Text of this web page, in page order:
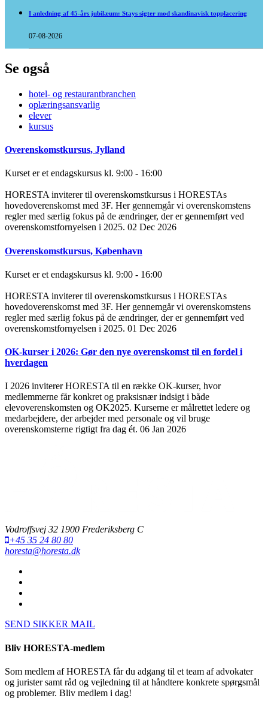
I anledning af 45-års jubilæum: Stays sigter mod skandinavisk topplacering
07-08-2026
Se også
hotel- og restaurantbranchen
oplæringsansvarlig
elever
kursus
Overenskomstkursus, Jylland
Kurset er et endagskursus kl. 9:00 - 16:00
HORESTA inviterer til overenskomstkursus i HORESTAs
hovedoverenskomst med 3F. Her gennemgår vi overenskomstens
regler med særlig fokus på de ændringer, der er gennemført ved
overenskomstfornyelsen i 2025. 02 Dec 2026
Overenskomstkursus, København
Kurset er et endagskursus kl. 9:00 - 16:00
HORESTA inviterer til overenskomstkursus i HORESTAs
hovedoverenskomst med 3F. Her gennemgår vi overenskomstens
regler med særlig fokus på de ændringer, der er gennemført ved
overenskomstfornyelsen i 2025. 01 Dec 2026
OK-kurser i 2026: Gør den nye overenskomst til en fordel i
hverdagen
I 2026 inviterer HORESTA til en række OK-kurser, hvor
medlemmerne får konkret og praksisnær indsigt i både
elevoverenskomsten og OK2025. Kurserne er målrettet ledere og
medarbejdere, der arbejder med personale og vil bruge
overenskomsterne rigtigt fra dag ét. 06 Jan 2026
Vodroffsvej 32 1900 Frederiksberg C
+45 35 24 80 80
horesta@horesta.dk
SEND SIKKER MAIL
Bliv HORESTA-medlem
Som medlem af HORESTA får du adgang til et team af advokater
og jurister samt råd og vejledning til at håndtere konkrete spørgsmål
og problemer. Bliv medlem i dag!